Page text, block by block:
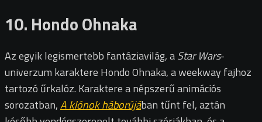
10. Hondo Ohnaka
Az egyik legismertebb fantáziavilág, aStar Wars-
univerzum karaktere Hondo Ohnaka, a weekway fajhoz
tartozó űrkalóz. Karaktere a népszerű animációs
sorozatban,A klónok háborújában tűnt fel, aztán